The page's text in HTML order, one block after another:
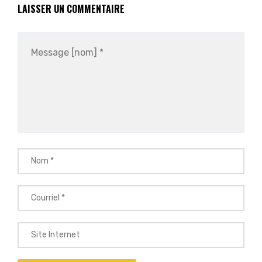
LAISSER UN COMMENTAIRE